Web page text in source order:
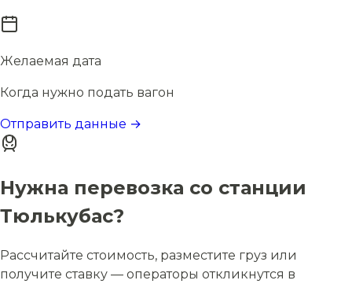
Желаемая дата
Когда нужно подать вагон
Отправить данные →
Нужна перевозка со станции
Тюлькубас?
Рассчитайте стоимость, разместите груз или
получите ставку — операторы откликнутся в